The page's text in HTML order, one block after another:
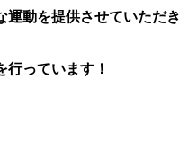
運動を提供させていただき
行っています！